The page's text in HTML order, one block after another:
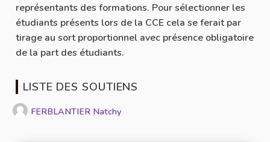
représentants des formations. Pour sélectionner les
étudiants présents lors de la CCE cela se ferait par
tirage au sort proportionnel avec présence obligatoire
de la part des étudiants.
LISTE DES SOUTIENS
FERBLANTIER Natchy